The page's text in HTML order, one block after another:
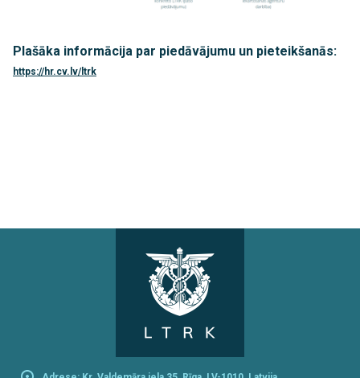
Plašāka informācija par piedāvājumu un pieteikšanās:
https://hr.cv.lv/ltrk